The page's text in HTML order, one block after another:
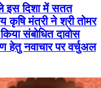
इस दिशा में सतत
कृषि मंत्री ने श्री तोमर
संबोधित दावोस
हेतु नवाचार पर वर्चुअल